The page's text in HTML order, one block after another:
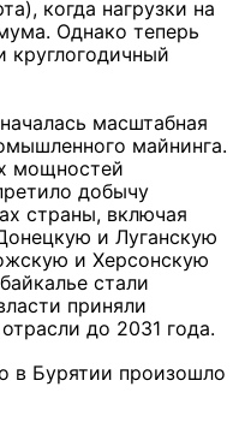
когда нагрузки на
Однако теперь
круглогодичный
масштабная
майнинга.
мощностей
добычу
страны, включая
и Луганскую
и Херсонскую
стали
приняли
до 2031 года.
в Бурятии произошло